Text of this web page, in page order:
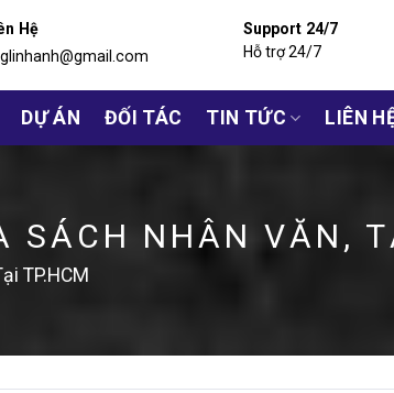
Hệ
Support 24/7
Hỗ trợ 24/7
DỰ ÁN ĐỐI TÁC TIN TỨC LIÊN
NHÂN VĂN,
TP.HCM